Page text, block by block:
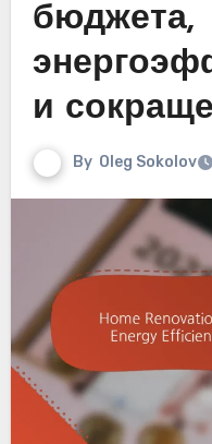
бюджета,
и
By Oleg Sokolov